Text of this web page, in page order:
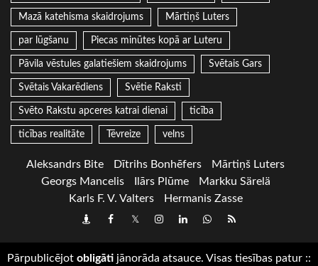
Mazā katehisma skaidrojums Mārtiņš Luters
par lūgšanu Piecas minūtes kopā ar Luteru
Pāvila vēstules galatiešiem skaidrojums Svētais Gars
Svētais Vakarēdiens Svētie Raksti
Svēto Rakstu apceres katrai dienai ticība
ticības realitāte Tēvreize velns
Aleksandrs Bite Dītrihs Bonhēfers
Mārtiņš Luters
Georgs Mancelis
Ilārs Plūme
Markku Särelä
Karls F. V. Valters
Hermanis Zasse
DraugiemFacebook
TwitterInstagram
LinkedInwhatsapp
RSS
Pārpublicējot obligāti jānorāda atsauce. Visas tiesības patur ::